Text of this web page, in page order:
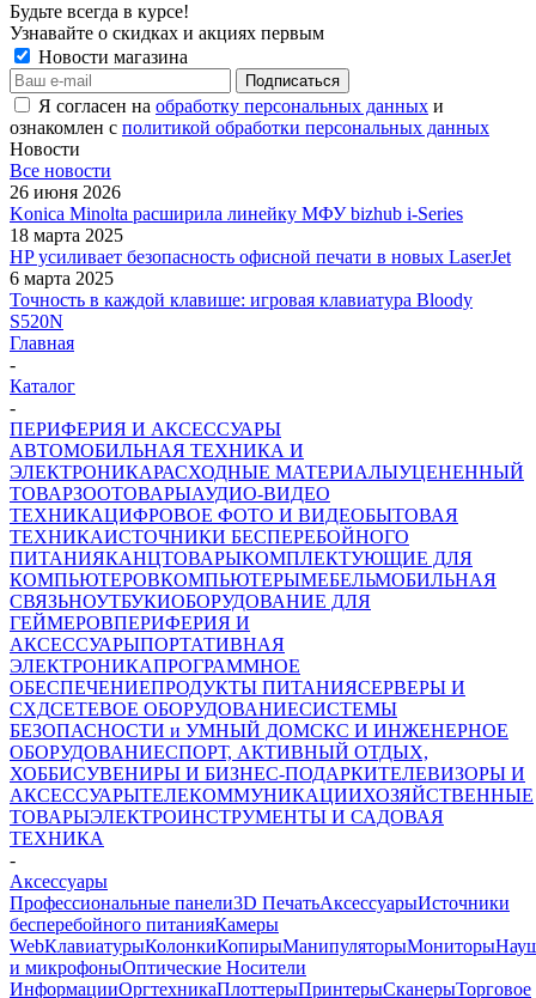
Будьте всегда в курсе!
Узнавайте о скидках и акциях первым
Новости магазина
Я согласен на обработку персональных данных и
ознакомлен с политикой обработки персональных данных
Новости
Все новости
26 июня 2026
Konica Minolta расширила линейку МФУ bizhub i-Series
18 марта 2025
HP усиливает безопасность офисной печати в новых LaserJet
6 марта 2025
Точность в каждой клавише: игровая клавиатура Bloody
S520N
Главная
-
Каталог
-
ПЕРИФЕРИЯ И АКСЕССУАРЫ
АВТОМОБИЛЬНАЯ ТЕХНИКА И
ЭЛЕКТРОНИКАРАСХОДНЫЕ МАТЕРИАЛЫУЦЕНЕННЫЙ
ТОВАРЗООТОВАРЫАУДИО-ВИДЕО
ТЕХНИКАЦИФРОВОЕ ФОТО И ВИДЕОБЫТОВАЯ
ТЕХНИКАИСТОЧНИКИ БЕСПЕРЕБОЙНОГО
ПИТАНИЯКАНЦТОВАРЫКОМПЛЕКТУЮЩИЕ ДЛЯ
КОМПЬЮТЕРОВКОМПЬЮТЕРЫМЕБЕЛЬМОБИЛЬНАЯ
СВЯЗЬНОУТБУКИОБОРУДОВАНИЕ ДЛЯ
ГЕЙМЕРОВПЕРИФЕРИЯ И
АКСЕССУАРЫПОРТАТИВНАЯ
ЭЛЕКТРОНИКАПРОГРАММНОЕ
ОБЕСПЕЧЕНИЕПРОДУКТЫ ПИТАНИЯСЕРВЕРЫ И
СХДСЕТЕВОЕ ОБОРУДОВАНИЕСИСТЕМЫ
БЕЗОПАСНОСТИ и УМНЫЙ ДОМСКС И ИНЖЕНЕРНОЕ
ОБОРУДОВАНИЕСПОРТ, АКТИВНЫЙ ОТДЫХ,
ХОББИСУВЕНИРЫ И БИЗНЕС-ПОДАРКИТЕЛЕВИЗОРЫ И
АКСЕССУАРЫТЕЛЕКОММУНИКАЦИИХОЗЯЙСТВЕННЫЕ
ТОВАРЫЭЛЕКТРОИНСТРУМЕНТЫ И САДОВАЯ
ТЕХНИКА
-
Аксессуары
Профессиональные панели3D ПечатьАксессуарыИсточники
бесперебойного питанияКамеры
WebКлавиатурыКолонкиКопирыМанипуляторыМониторы
и микрофоныОптические Носители
ИнформацииОргтехникаПлоттерыПринтерыСканерыТорговое